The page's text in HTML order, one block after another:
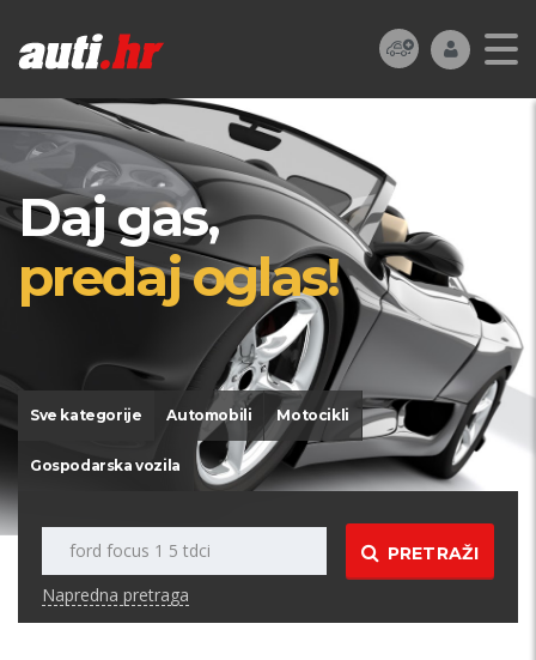
Daj gas,
predaj oglas!
Sve kategorije Automobili Motocikli
Gospodarska vozila
PRETRAŽI
Napredna pretraga